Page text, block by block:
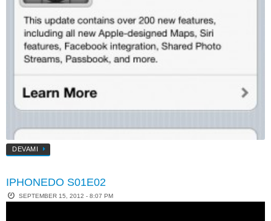
DEVAMI
IPHONEDO S01E02
SEPTEMBER 15, 2012 - 8:07 PM